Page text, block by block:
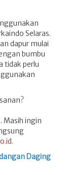
Selaras.
dapur mulai
bumbu
tidak perlu
Masih ingin
.
Daging